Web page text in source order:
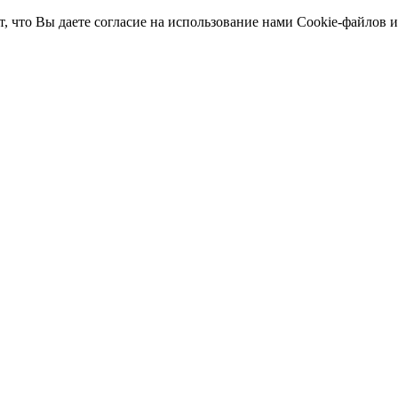
что Вы даете согласие на использование нами Cookie-